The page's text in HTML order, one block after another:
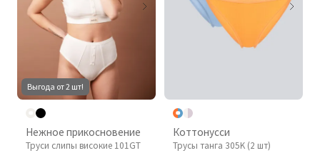
Выгода от 2 шт!
Нежное прикосновение
Труси слипы високие 101GT
Коттонусси
Трусы танга 305K (2 шт)